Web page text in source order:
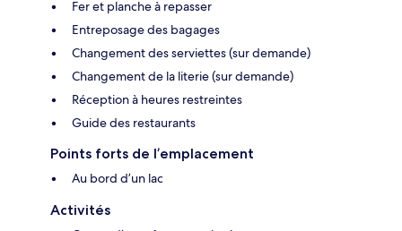
Fer et planche à repasser
Entreposage des bagages
Changement des serviettes (sur demande)
Changement de la literie (sur demande)
Réception à heures restreintes
Guide des restaurants
Points forts de l’emplacement
Au bord d’un lac
Activités